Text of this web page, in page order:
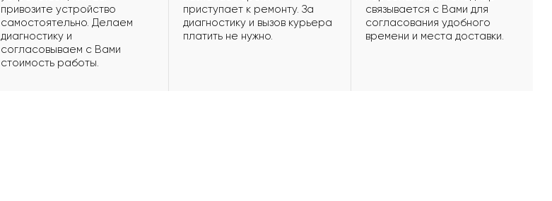
привозите устройство
самостоятельно. Делаем
диагностику и
согласовываем с Вами
стоимость работы.
приступает к ремонту. За
диагностику и вызов курьера
платить не нужно.
связывается с Вами для
согласования удобного
времени и места доставки.